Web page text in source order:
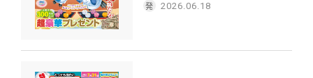
2026.06.18